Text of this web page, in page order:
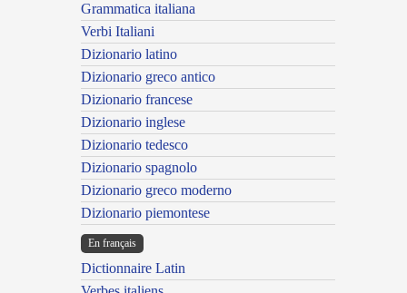
Grammatica italiana
Verbi Italiani
Dizionario latino
Dizionario greco antico
Dizionario francese
Dizionario inglese
Dizionario tedesco
Dizionario spagnolo
Dizionario greco moderno
Dizionario piemontese
En français
Dictionnaire Latin